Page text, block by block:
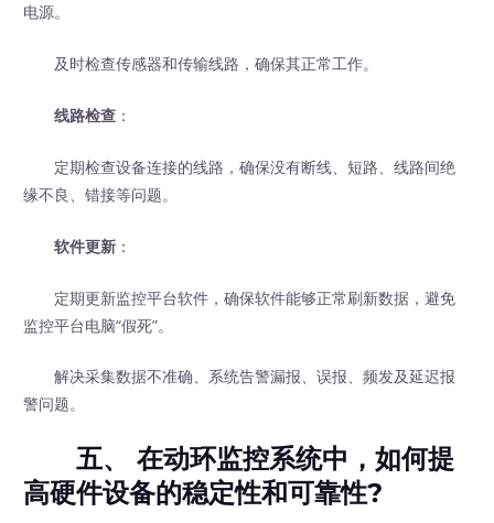
电源。
及时检查传感器和传输线路，确保其正常工作。
线路检查 ：
定期检查设备连接的线路，确保没有断线、短路、线路间绝
缘不良、错接等问题。
软件更新 ：
定期更新监控平台软件，确保软件能够正常刷新数据，避免
监控平台电脑“假死”。
解决采集数据不准确、系统告警漏报、误报、频发及延迟报
警问题。
五、 在动环监控系统中，如何提
高硬件设备的稳定性和可靠性?